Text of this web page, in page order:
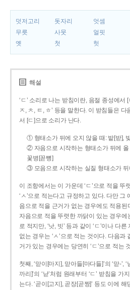
덧저고리 돗자리 엇셈
무릇
사뭇 얼핏
옛
첫 헛
해설
‘ㄷ’ 소리로 나는 받침이란, 음절 종성에서
ㅈ, ㅊ, ㅌ, ㅎ’ 등을 말한다. 이 받침들은 다
서 [ㄷ]으로 소리가 난다.
① 형태소가 뒤에 오지 않을 때: 밭[받],
② 자음으로 시작하는 형태소가 뒤에 올
꽃병[꼳뼝]
③ 모음으로 시작하는 실질 형태소가 뒤
이 조항에서는 이 가운데 ‘ㄷ’으로 적을 뚜
‘ㅅ’으로 적는다고 규정하고 있다. 다만 그
음으로 적을 근거가 없는 경우에도 적용된
자음으로 적을 뚜렷한 까닭이 있는 경우에
로 적지만, ‘낫, 빗’ 등과 같이 ‘ㄷ’이나 다
없는 경우는 ‘ㅅ’으로 적는 것이다. 다음과
거가 있는 경우에는 당연히 ‘ㄷ’으로 적는
첫째, ‘맏이[마지], 맏아들[마다들]’의 ‘맏-’,
까리]’의 ‘낟’처럼 원래부터 ‘ㄷ’ 받침을 가
는다. ‘곧이[고지], 곧장[곧짱]’ 등도 이에